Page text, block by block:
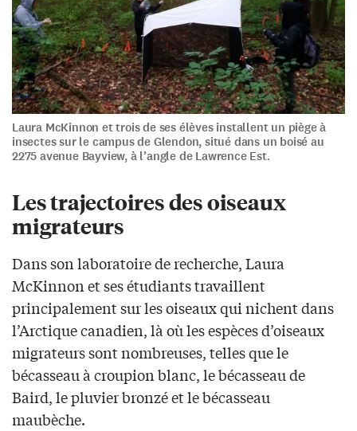
Laura McKinnon et trois de ses élèves installent un piège à
insectes sur le campus de Glendon, situé dans un boisé au
2275 avenue Bayview, à l’angle de Lawrence Est.
Les trajectoires des oiseaux
migrateurs
Dans son laboratoire de recherche, Laura
McKinnon et ses étudiants travaillent
principalement sur les oiseaux qui nichent dans
l’Arctique canadien, là où les espèces d’oiseaux
migrateurs sont nombreuses, telles que le
bécasseau à croupion blanc, le bécasseau de
Baird, le pluvier bronzé et le bécasseau
maubèche.